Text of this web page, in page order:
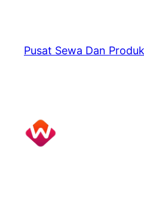
content
Pusat Sewa Dan